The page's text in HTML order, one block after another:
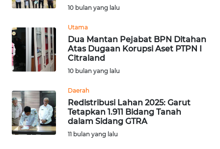
10 bulan yang lalu
Utama
Dua Mantan Pejabat BPN Ditahan
Atas Dugaan Korupsi Aset PTPN I
Citraland
10 bulan yang lalu
Daerah
Redistribusi Lahan 2025: Garut
Tetapkan 1.911 Bidang Tanah
dalam Sidang GTRA
11 bulan yang lalu
NIAS
WN
LANGKAT
WN
TAPANULI
SELATAN
WN